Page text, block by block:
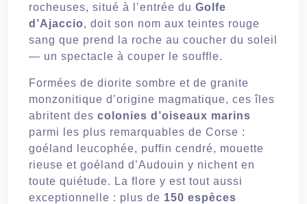
rocheuses, situé à l’entrée du Golfe
d’Ajaccio, doit son nom aux teintes rouge
sang que prend la roche au coucher du soleil
— un spectacle à couper le souffle.
Formées de diorite sombre et de granite
monzonitique d’origine magmatique, ces îles
abritent des colonies d’oiseaux marins
parmi les plus remarquables de Corse :
goéland leucophée, puffin cendré, mouette
rieuse et goéland d’Audouin y nichent en
toute quiétude. La flore y est tout aussi
exceptionnelle : plus de 150 espèces